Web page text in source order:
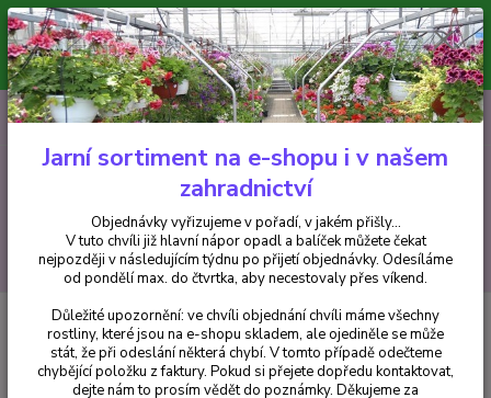
Minimální hodnota pro odeslání z e-shopu je 300 Kč.
V tuto chvíli již hlavní nápor objednávek opadl a balíček můžete čekat
nejpozději v následujícím týdnu po přijetí objednávky. Objednávky
vyřizujeme v pořadí, v jakém přišly...
CZK
Hledat
+420 602 223 614 0ks
za0 Kč
Fuchsie Coguet Bell Fuchsie - cena za kus v 3-kusovém balení
Coguet Bell Fuchsie - cena za kus
Jarní sortiment na e-shopu i v našem
zahradnictví
Objednávky vyřizujeme v pořadí, v jakém přišly...
V tuto chvíli již hlavní nápor opadl a balíček můžete čekat
nejpozději v následujícím týdnu po přijetí objednávky. Odesíláme
od pondělí max. do čtvrtka, aby necestovaly přes víkend.
Důležité upozornění: ve chvíli objednání chvíli máme všechny
rostliny, které jsou na e-shopu skladem, ale ojediněle se může
stát, že při odeslání některá chybí. V tomto případě odečteme
chybějící položku z faktury. Pokud si přejete dopředu kontaktovat,
dejte nám to prosím vědět do poznámky. Děkujeme za